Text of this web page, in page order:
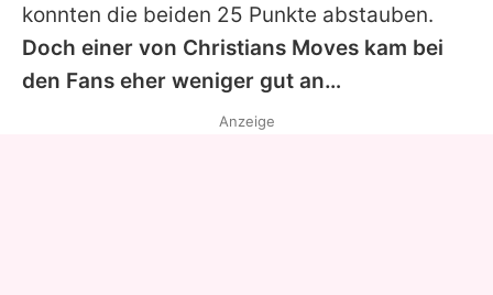
konnten die beiden 25 Punkte abstauben.
Doch einer von Christians Moves kam bei
den Fans eher weniger gut an…
Anzeige